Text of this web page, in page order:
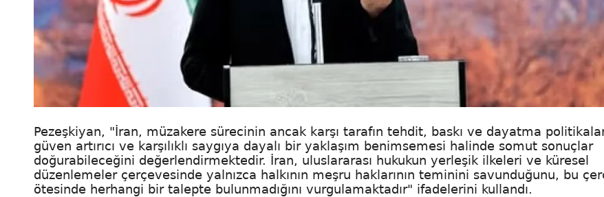
Pezeşkiyan, "İran, müzakere sürecinin ancak karşı tarafın tehdit, baskı ve dayatma
güven artırıcı ve karşılıklı saygıya dayalı bir yaklaşım benimsemesi halinde somut sonuçlar
doğurabileceğini değerlendirmektedir. İran, uluslararası hukukun yerleşik ilkeleri ve küresel
düzenlemeler çerçevesinde yalnızca halkının meşru haklarının teminini savunduğunu, bu
ötesinde herhangi bir talepte bulunmadığını vurgulamaktadır" ifadelerini kullandı.